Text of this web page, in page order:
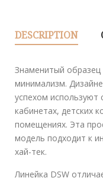
DESCRIPTION
Знаменитый образец
минимализм.
успехом используют
кабинетах, детских
помещениях. Эта
модель подходит к
хай-тек.
Линейка DSW